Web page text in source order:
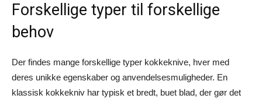
Forskellige typer til forskellige
behov
Der findes mange forskellige typer kokkeknive, hver med
deres unikke egenskaber og anvendelsesmuligheder. En
klassisk kokkekniv har typisk et bredt, buet blad, der gør det